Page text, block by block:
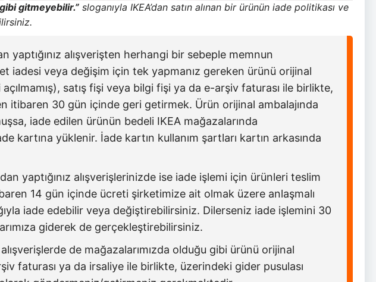
gitmeyebilir.” sloganıyla IKEA’dan satın alınan bir ürünün iade politikası ve
yaptığınız alışverişten herhangi bir sebeple memnun
iadesi veya değişim için tek yapmanız gereken ürünü orijinal
satış fişi veya bilgi fişi ya da e-arşiv faturası ile birlikte,
itibaren 30 gün içinde geri getirmek. Ürün orijinal ambalajında
iade edilen ürünün bedeli IKEA mağazalarında
kartına yüklenir. İade kartın kullanım şartları kartın arkasında
yaptığınız alışverişlerinizde ise iade işlemi için ürünleri teslim
14 gün içinde ücreti şirketimize ait olmak üzere anlaşmalı
iade edebilir veya değiştirebilirsiniz. Dilerseniz iade işlemini 30
giderek de gerçekleştirebilirsiniz.
de mağazalarımızda olduğu gibi ürünü orijinal
faturası ya da irsaliye ile birlikte, üzerindeki gider pusulası